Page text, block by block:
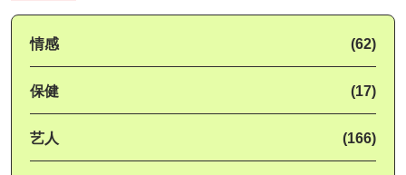
情感 (62)
保健 (17)
艺人 (166)